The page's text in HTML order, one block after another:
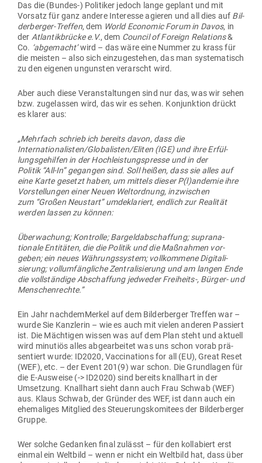
Das die (Bundes-) Poli­tiker jedoch lange geplant und mit
Vorsatz für ganz andere Interesse agieren und all dies auf Bil­
der­berger-Treffen, dem World Eco­nomic Forum in Davos, in
der Atlan­tik­brücke e.V., dem Council of Foreign Rela­tions&
Co. ‘abge­macht’wird – das wäre eine Nummer zu krass für
die meisten – also sich ein­zu­ge­stehen, das man sys­te­ma­tisch
zu den eigenen ungunsten ver­arscht wird.
Aber auch diese Ver­an­stal­tungen sind nur das, was wir sehen
bzw. zuge­lassen wird, das wir es sehen. Kon­junktion drückt
es klarer aus:
„Mehrfach schrieb ich bereits davon, dass die
Internationalisten/Globalisten/Eliten (IGE) und ihre Erfül­
lungs­ge­hilfen in der Hoch­leis­tungs­presse und in der
Politik “All-In” gegangen sind. Soll heißen, dass sie alles auf
eine Karte gesetzt haben, um mittels dieser P(l)andemie ihre
Vor­stel­lungen einer Neuen Welt­ordnung, inzwi­schen
zum “Großen Neu­start” umde­kla­riert, endlich zur Rea­lität
werden lassen zu können:
Über­wa­chung; Kon­trolle; Bar­geld­ab­schaffung; supra­na­
tionale Enti­täten, die die Politik und die Maß­nahmen vor­
geben; ein neues Wäh­rungs­system; voll­kommene Digi­ta­li­
sierung; voll­um­fäng­liche Zen­tra­li­sierung und am langen Ende
die voll­ständige Abschaffung jed­weder Freiheits‑, Bürger- und
Menschenrechte.”
Ein Jahr nach­dem­Merkel auf dem Bil­der­berger Treffen war –
wurde Sie Kanz­lerin – wie es auch mit vielen anderen Pas­siert
ist. Die Mäch­tigen wissen was auf dem Plan steht und aktuell
wird minutiös alles abge­ar­beitet was uns schon vorab prä­
sen­tiert wurde: ID2020, Vac­ci­na­tions for all (EU), Great Reset
(WEF), etc. – der Event 201(9) war schon. Die Grund­lagen für
die E‑Ausweise (-> ID2020) sind bereits knallhart in der
Umsetzung. Knallhart sieht dann auch Frau Schwab (WEF)
aus. Klaus Schwab, der Gründer des WEF, ist dann auch ein
ehe­ma­liges Mit­glied des Steue­rungs­ko­mitees der Bil­der­berger
Gruppe.
Wer solche Gedanken final zulässt – für den kol­la­biert erst
einmal ein Weltbild – wenn er nicht ein Weltbild hat, dass über